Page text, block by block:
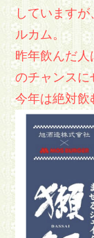
しています
ルカム。
昨年飲んだ人
のチャンスに
今年は絶対飲